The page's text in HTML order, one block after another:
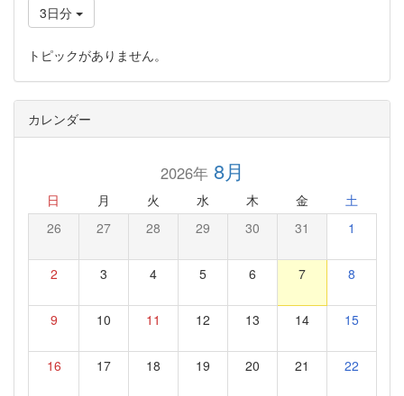
3日分
トピックがありません。
カレンダー
2026年8月
日 月 火 水 木 金 土
26 27 28 29 30 31 1
2 3 4 5 6 7 8
9 10 11 12 13 14 15
16 17 18 19 20 21 22